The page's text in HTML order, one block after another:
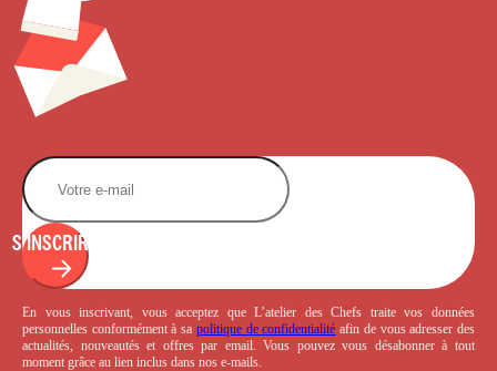
S'INSCRIRE
En vous inscrivant, vous acceptez que L’atelier des Chefs traite vos données
personnelles conformément à sa politique de confidentialité afin de vous adresser des
actualités, nouveautés et offres par email. Vous pouvez vous désabonner à tout
moment grâce au lien inclus dans nos e-mails.